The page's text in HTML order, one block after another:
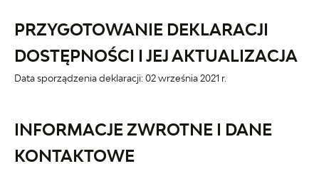
PRZYGOTOWANIE DEKLARACJI
DOSTĘPNOŚCI I JEJ AKTUALIZACJA
Data sporządzenia deklaracji:02 września 2021 r.
INFORMACJE ZWROTNE I DANE
KONTAKTOWE